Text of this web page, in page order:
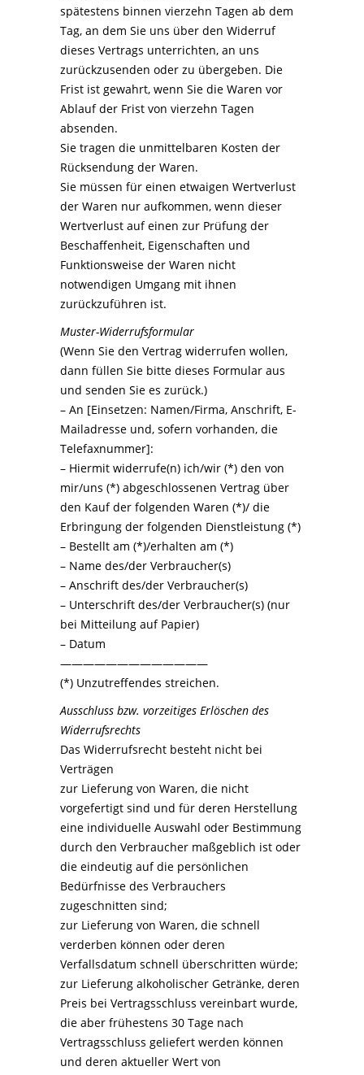
spätestens binnen vierzehn Tagen ab dem
Tag, an dem Sie uns über den Widerruf
dieses Vertrags unterrichten, an uns
zurückzusenden oder zu übergeben. Die
Frist ist gewahrt, wenn Sie die Waren vor
Ablauf der Frist von vierzehn Tagen
absenden.
Sie tragen die unmittelbaren Kosten der
Rücksendung der Waren.
Sie müssen für einen etwaigen Wertverlust
der Waren nur aufkommen, wenn dieser
Wertverlust auf einen zur Prüfung der
Beschaffenheit, Eigenschaften und
Funktionsweise der Waren nicht
notwendigen Umgang mit ihnen
zurückzuführen ist.
Muster-Widerrufsformular
(Wenn Sie den Vertrag widerrufen wollen,
dann füllen Sie bitte dieses Formular aus
und senden Sie es zurück.)
– An [Einsetzen: Namen/Firma, Anschrift, E-
Mailadresse und, sofern vorhanden, die
Telefaxnummer]:
– Hiermit widerrufe(n) ich/wir (*) den von
mir/uns (*) abgeschlossenen Vertrag über
den Kauf der folgenden Waren (*)/ die
Erbringung der folgenden Dienstleistung (*)
– Bestellt am (*)/erhalten am (*)
– Name des/der Verbraucher(s)
– Anschrift des/der Verbraucher(s)
– Unterschrift des/der Verbraucher(s) (nur
bei Mitteilung auf Papier)
– Datum
—————————————
(*) Unzutreffendes streichen.
Ausschluss bzw. vorzeitiges Erlöschen des
Widerrufsrechts
Das Widerrufsrecht besteht nicht bei
Verträgen
zur Lieferung von Waren, die nicht
vorgefertigt sind und für deren Herstellung
eine individuelle Auswahl oder Bestimmung
durch den Verbraucher maßgeblich ist oder
die eindeutig auf die persönlichen
Bedürfnisse des Verbrauchers
zugeschnitten sind;
zur Lieferung von Waren, die schnell
verderben können oder deren
Verfallsdatum schnell überschritten würde;
zur Lieferung alkoholischer Getränke, deren
Preis bei Vertragsschluss vereinbart wurde,
die aber frühestens 30 Tage nach
Vertragsschluss geliefert werden können
und deren aktueller Wert von